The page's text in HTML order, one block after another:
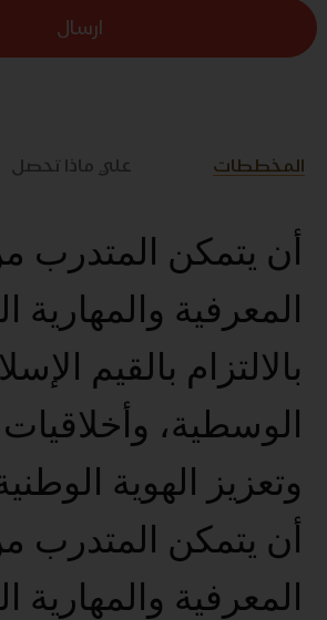
ارسال
المخططات علي ماذا تحصل
أن يتمكن المتدرب
المعرفية والمهارية
بالالتزام بالقيم
الوسطية، وأخلاقيات
وتعزيز الهوية
أن يتمكن المتدرب
المعرفية والمهارية